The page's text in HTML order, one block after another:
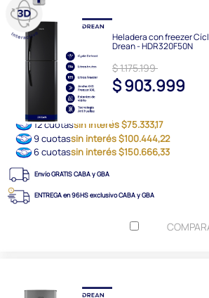
Heladera con freezer
Drean - HDR320F50N
$ 1.175.199
$ 903.999
12 cuotassin interés $75.333,17
9 cuotassin interés $100.444,22
6 cuotassin interés $150.666,33
Envío GRATIS CABA y GBA
ENTREGA en 96HS exclusivo CABA y GBA